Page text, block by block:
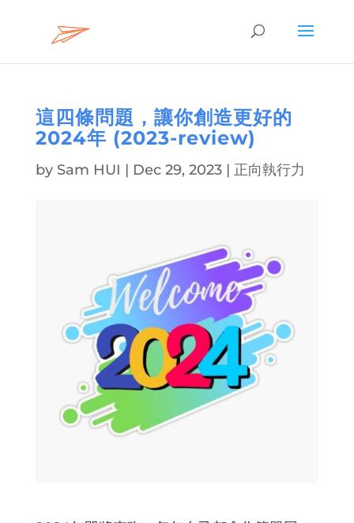
這四條問題，讓你創造更好的
2024年 (2023-review)
by Sam HUI | Dec 29, 2023| 正向執行力